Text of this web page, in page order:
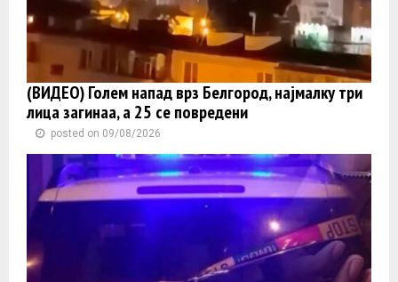
(ВИДЕО) Голем напад врз Белгород, најмалку три
лица загинаа, а 25 се повредени
posted on 09/08/2026